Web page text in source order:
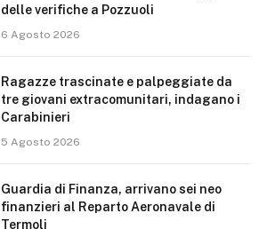
delle verifiche a Pozzuoli
6 Agosto 2026
Ragazze trascinate e palpeggiate da
tre giovani extracomunitari, indagano i
Carabinieri
5 Agosto 2026
Guardia di Finanza, arrivano sei neo
finanzieri al Reparto Aeronavale di
Termoli